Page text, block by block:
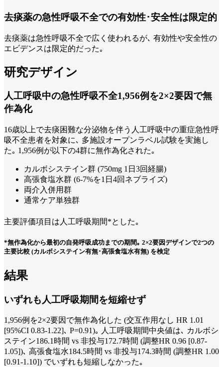
去痰薬の急性呼吸不全での有効性･安全性は限定的
去痰薬は急性呼吸不全で広く使われるが､ 有効性や安全性の
エビデンスは限定的だった｡
研究デザイン
人工呼吸中の急性呼吸不全1,956例を2×2要因で無
作為化
16歳以上で去痰困難な分泌物を伴う人工呼吸中の重症急性呼
吸不全患者を対象に､ 多施設オープンラベル試験を実施し
た｡ 1,956例が以下の4群に無作為化された｡
カルボシステイン群 (750mg 1日3回経腸)
高張食塩水群 (6-7%を1日4回ネブライズ)
両介入併用群
通常ケア単独群
主要評価項目は人工呼吸期間*とした｡
*無作為化から最初の自発呼吸成功までの期間｡ 2×2要因デザインで2つの
主要比較 (カルボシステイン有無･高張食塩水有無) を検定
結果
いずれも人工呼吸期間を短縮せず
1,956例を2×2要因で無作為化した (交互作用なし HR 1.01
[95%CI 0.83-1.22]､ P=0.91)｡ 人工呼吸期間中央値は､ カルボシ
ステイン186.1時間 vs 非投与172.7時間 (調整HR 0.96 [0.87-
1.05])､ 高張食塩水184.5時間 vs 非投与174.3時間 (調整HR 1.00
[0.91-1.10]) でいずれも短縮しなかった｡